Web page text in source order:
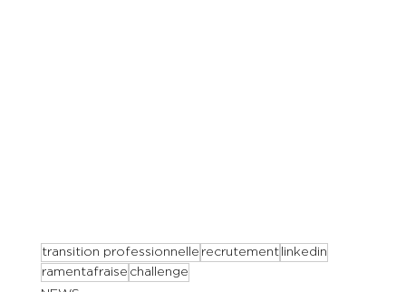
transition professionnelle recrutement linkedin
ramentafraise challenge